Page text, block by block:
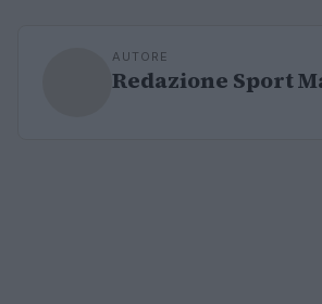
AUTORE
Redazione Sport